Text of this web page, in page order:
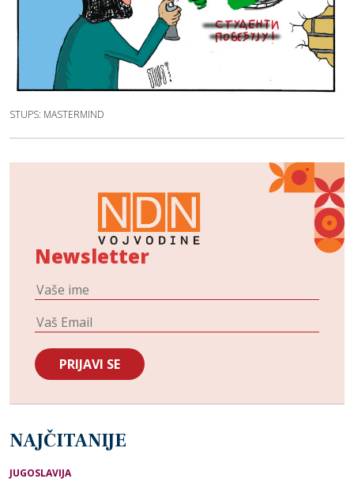
STUPS: MASTERMIND
Newsletter
NAJČITANIJE
JUGOSLAVIJA